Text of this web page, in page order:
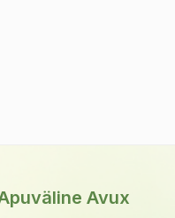
Avux